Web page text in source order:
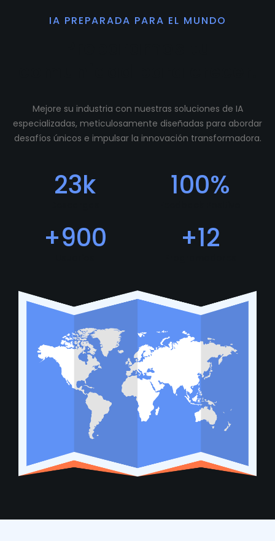
IA PREPARADA PARA EL MUNDO
Mejore su industria con nuestras soluciones de IA
especializadas, meticulosamente diseñadas para abordar
desafíos únicos e impulsar la innovación transformadora.
23k 100%
+900 +12